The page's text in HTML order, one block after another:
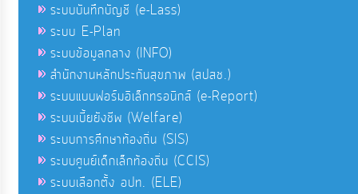
ระบบบันทึกบัญชี (e-Lass)
ระบบ E-Plan
ระบบข้อมูลกลาง (INFO)
สำนักงานหลักประกันสุขภาพ (สปสช.)
ระบบแบบฟอร์มอิเล็กทรอนิกส์ (e-Report)
ระบบเบี้ยยังชีพ (Welfare)
ระบบการศึกษาท้องถิ่น (SIS)
ระบบศูนย์เด็กเล็กท้องถิ่น (CCIS)
ระบบเลือกตั้ง อปท. (ELE)